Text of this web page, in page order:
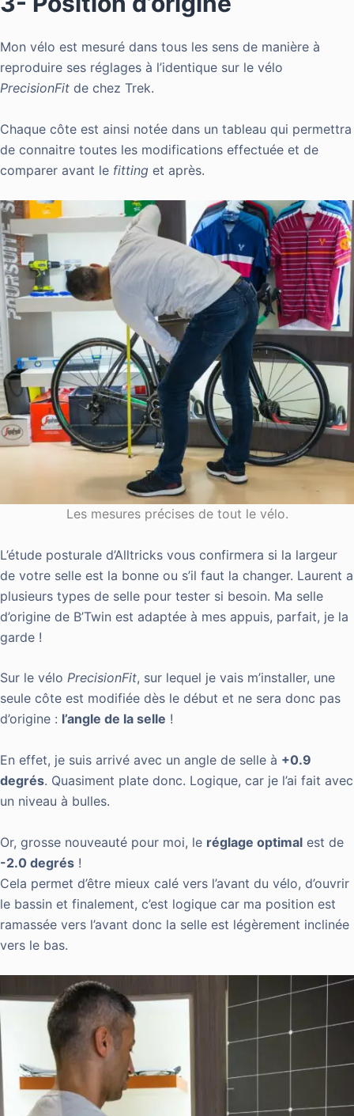
Mon vélo est mesuré dans tous les sens de manière à
reproduire ses réglages à l’identique sur le vélo
PrecisionFit de chez Trek.
Chaque côte est ainsi notée dans un tableau qui permettra
de connaitre toutes les modifications effectuée et de
comparer avant le fitting et après.
Les mesures précises de tout le vélo.
L’étude posturale d’Alltricks vous confirmera si la largeur
de votre selle est la bonne ou s’il faut la changer. Laurent a
plusieurs types de selle pour tester si besoin. Ma selle
d’origine de B’Twin est adaptée à mes appuis, parfait, je la
garde !
Sur le vélo PrecisionFit, sur lequel je vais m’installer, une
seule côte est modifiée dès le début et ne sera donc pas
d’origine : l’angle de la selle !
En effet, je suis arrivé avec un angle de selle à +0.9
degrés. Quasiment plate donc. Logique, car je l’ai fait avec
un niveau à bulles.
Or, grosse nouveauté pour moi, le réglage optimal est de
-2.0 degrés !
Cela permet d’être mieux calé vers l’avant du vélo, d’ouvrir
le bassin et finalement, c’est logique car ma position est
ramassée vers l’avant donc la selle est légèrement inclinée
vers le bas.